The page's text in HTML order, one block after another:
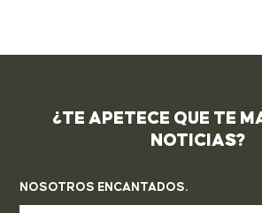
¿TE APETECE QUE TE
NOTICIAS?
NOSOTROS ENCANTADOS.